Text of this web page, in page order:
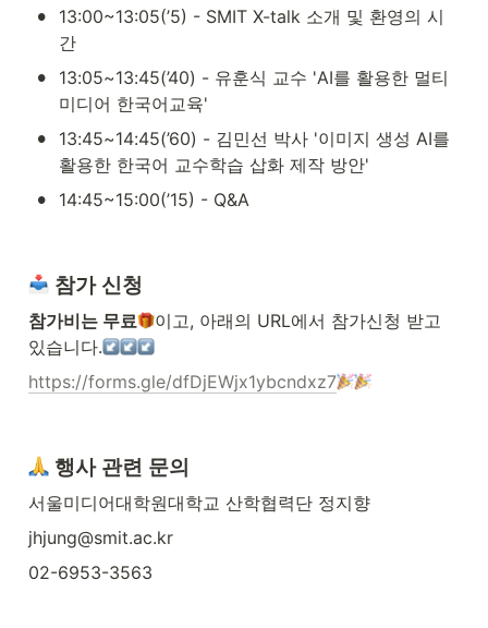
•
13:00~13:05(’5) - SMIT X-talk 소개 및 환영의 시
간
•
13:05~13:45(’40) - 유훈식 교수 'AI를 활용한 멀티
미디어 한국어교육'
•
13:45~14:45(’60) - 김민선 박사 '이미지 생성 AI를
활용한 한국어 교수학습 삽화 제작 방안'
• 14:45~15:00(’15) - Q&A
참가 신청
참가비는 무료
이고, 아래의 URL에서 참가신청 받고
있습니다.
https://forms.gle/dfDjEWjx1ybcndxz7
행사 관련 문의
서울미디어대학원대학교 산학협력단 정지향
jhjung@smit.ac.kr
02-6953-3563